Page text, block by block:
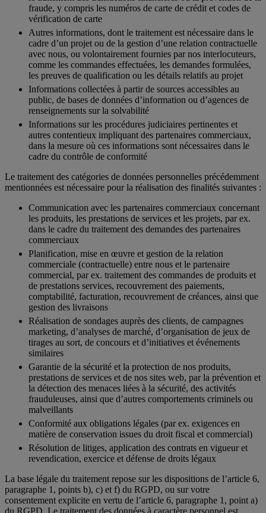
fraude, y compris les numéros de carte de crédit et codes de
vérification de carte
Autres informations, dont le traitement est nécessaire dans le
cadre d’un projet ou de la gestion d’une relation contractuelle
avec nous, ou volontairement fournies par nos interlocuteurs,
comme les commandes effectuées, les demandes formulées,
les preuves de qualification ou les détails relatifs au projet
Informations collectées à partir de sources accessibles au
public, de bases de données d’information ou d’agences de
renseignements sur la solvabilité
Informations sur les procédures judiciaires pertinentes et
autres contentieux impliquant des partenaires commerciaux,
dans la mesure où ces informations sont nécessaires dans le
cadre du contrôle de conformité
Le traitement des catégories de données personnelles précédemment
mentionnées est nécessaire pour la réalisation des finalités suivantes :
Communication avec les partenaires commerciaux concernant
les produits, les prestations de services et les projets, par ex.
dans le cadre du traitement des demandes des partenaires
commerciaux
Planification, mise en œuvre et gestion de la relation
commerciale (contractuelle) entre nous et le partenaire
commercial, par ex. traitement des commandes de produits et
de prestations services, recouvrement des paiements,
comptabilité, facturation, recouvrement de créances, ainsi que
gestion des livraisons
Réalisation de sondages auprès des clients, de campagnes
marketing, d’analyses de marché, d’organisation de jeux de
tirages au sort, de concours et d’initiatives et événements
similaires
Garantie de la sécurité et la protection de nos produits,
prestations de services et de nos sites web, par la prévention et
la détection des menaces liées à la sécurité, des activités
frauduleuses, ainsi que d’autres comportements criminels ou
malveillants
Conformité aux obligations légales (par ex. exigences en
matière de conservation issues du droit fiscal et commercial)
Résolution de litiges, application des contrats en vigueur et
revendication, exercice et défense de droits légaux
La base légale du traitement repose sur les dispositions de l’article 6,
paragraphe 1, points b), c) et f) du RGPD, ou sur votre
consentement explicite en vertu de l’article 6, paragraphe 1, point a)